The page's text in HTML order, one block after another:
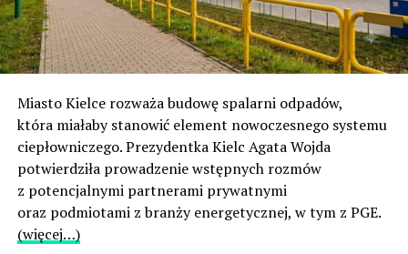
Miasto Kielce rozważa budowę spalarni odpadów,
która miałaby stanowić element nowoczesnego systemu
ciepłowniczego. Prezydentka Kielc Agata Wojda
potwierdziła prowadzenie wstępnych rozmów
z potencjalnymi partnerami prywatnymi
oraz podmiotami z branży energetycznej, w tym z PGE.
(więcej…)